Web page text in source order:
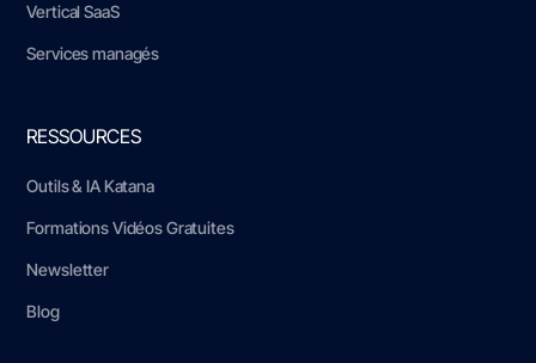
Vertical SaaS
Services managés
RESSOURCES
Outils & IA Katana
Formations Vidéos Gratuites
Newsletter
Blog